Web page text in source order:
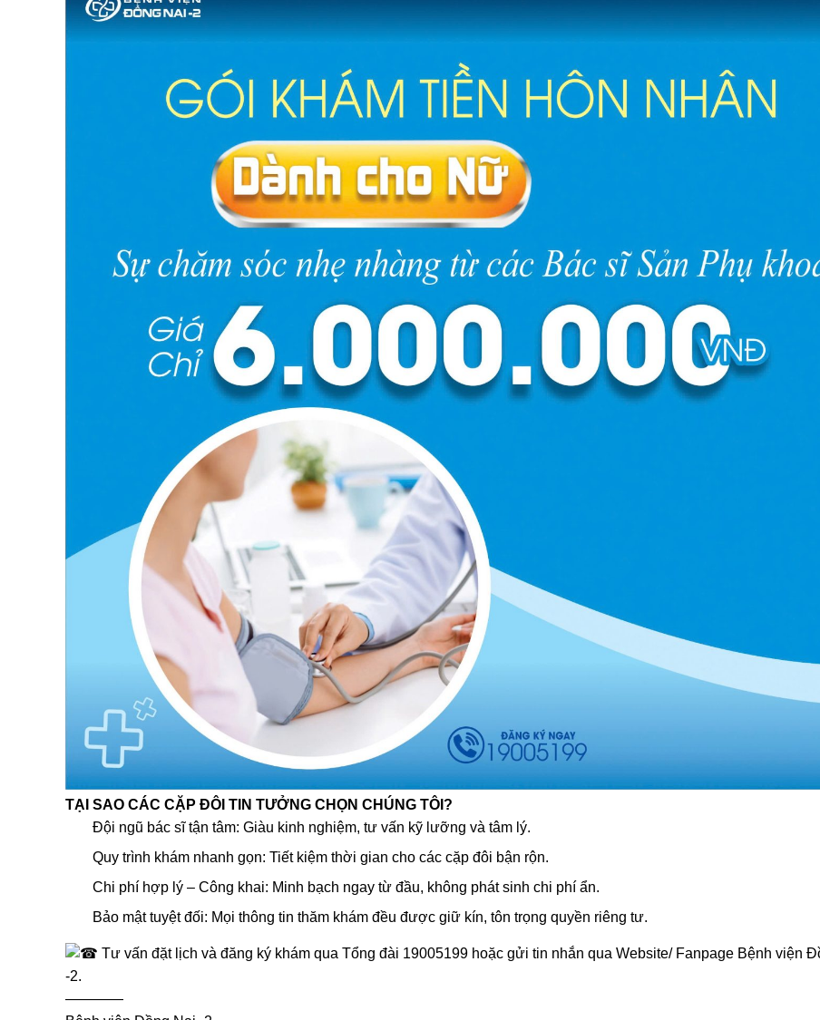
TẠI SAO CÁC CẶP ĐÔI TIN TƯỞNG CHỌN CHÚNG TÔI?
Đội ngũ bác sĩ tận tâm: Giàu kinh nghiệm, tư vấn kỹ lưỡng và tâm lý.
Quy trình khám nhanh gọn: Tiết kiệm thời gian cho các cặp đôi bận rộn.
Chi phí hợp lý – Công khai: Minh bạch ngay từ đầu, không phát sinh chi phí ẩn.
Bảo mật tuyệt đối: Mọi thông tin thăm khám đều được giữ kín, tôn trọng quyền riêng tư.
Tư vấn đặt lịch và đăng ký khám qua Tổng đài 19005199 hoặc gửi tin nhắn qua Website/ Fanpage Bệnh viện
-2.
————